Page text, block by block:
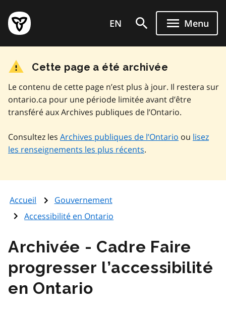
au
contenu
principal
Page
d'accueil
de
EN Menu
Cette page a été archivée
Le contenu de cette page n’est plus à jour. Il restera sur
ontario.ca pour une période limitée avant d’être
transféré aux Archives publiques de l’Ontario.
Consultez les Archives publiques de l’Ontario ou lisez
les renseignements les plus récents.
Accueil
Gouvernement
Accessibilité en Ontario
Cadre Faire
progresser l’accessibilité
en Ontario